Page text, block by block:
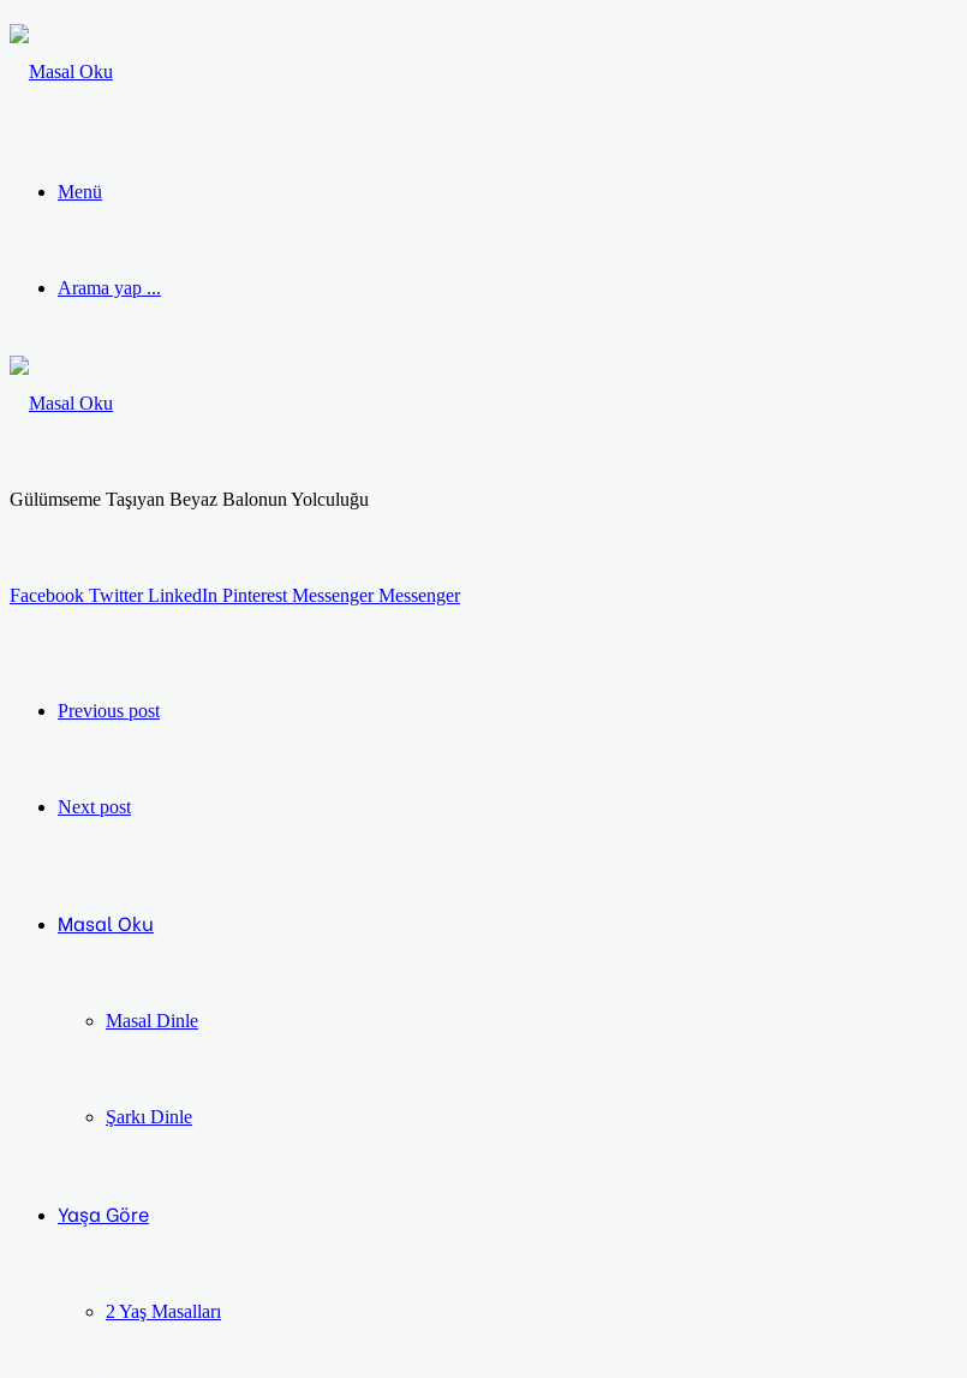
Menü
Arama yap ...
Gülümseme Taşıyan Beyaz Balonun Yolculuğu
Facebook Twitter LinkedIn Pinterest Messenger Messenger
Previous post
Next post
Masal Oku
Masal Dinle
Şarkı Dinle
Yaşa Göre
2 Yaş Masalları